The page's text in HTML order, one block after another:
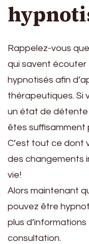
Rappelez-vous
qui savent
hypnotisés afin
thérapeutiques. Si
un état de détente
êtes suffisamment
C’est tout ce dont
des changements
vie!
Alors maintenant
pouvez être
plus
consultation.